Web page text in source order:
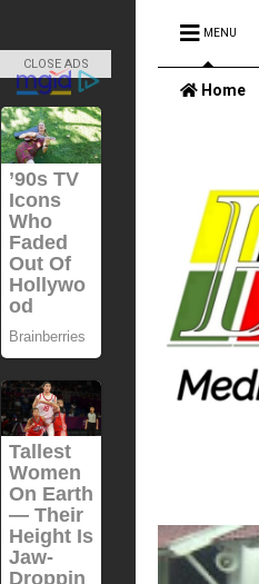
MENU
Home
CLOSE ADS